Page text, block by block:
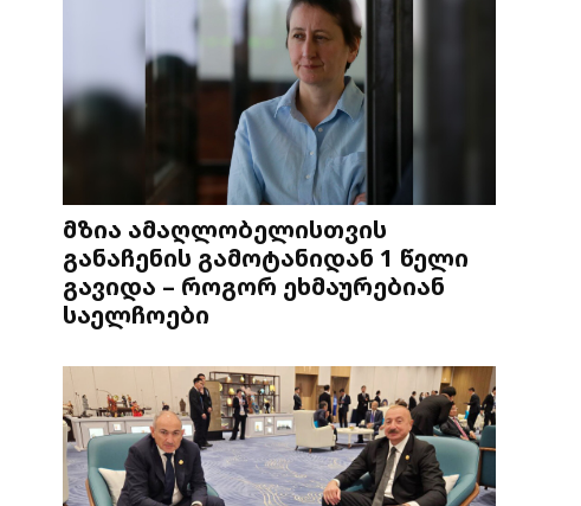
მზია ამაღლობელისთვის
განაჩენის გამოტანიდან 1 წელი
გავიდა – როგორ ეხმაურებიან
საელჩოები